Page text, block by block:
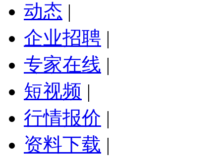
动态 |
企业招聘 |
专家在线 |
短视频 |
行情报价 |
资料下载 |